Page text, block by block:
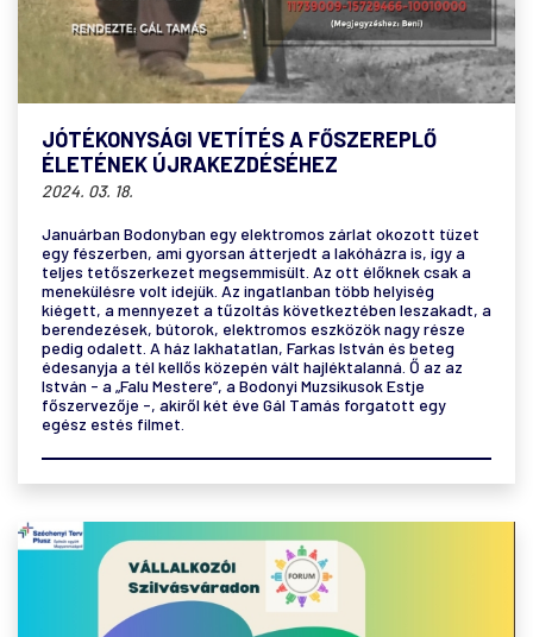
JÓTÉKONYSÁGI VETÍTÉS A FŐSZEREPLŐ
ÉLETÉNEK ÚJRAKEZDÉSÉHEZ
2024. 03. 18.
Januárban Bodonyban egy elektromos zárlat okozott tüzet
egy fészerben, ami gyorsan átterjedt a lakóházra is, így a
teljes tetőszerkezet megsemmisült. Az ott élőknek csak a
menekülésre volt idejük. Az ingatlanban több helyiség
kiégett, a mennyezet a tűzoltás következtében leszakadt, a
berendezések, bútorok, elektromos eszközök nagy része
pedig odalett. A ház lakhatatlan, Farkas István és beteg
édesanyja a tél kellős közepén vált hajléktalanná. Ő az az
István - a „Falu Mestere”, a Bodonyi Muzsikusok Estje
főszervezője -, akiről két éve Gál Tamás forgatott egy
egész estés filmet.